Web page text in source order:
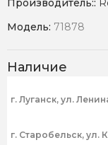
Производитель::
Модель: 71878
Наличие
г. Луганск, ул.
г. Старобельск, ул.